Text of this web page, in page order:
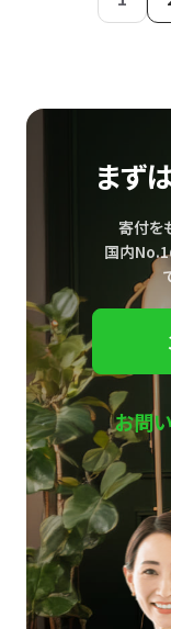
まず
寄付を
国内No.1
お問